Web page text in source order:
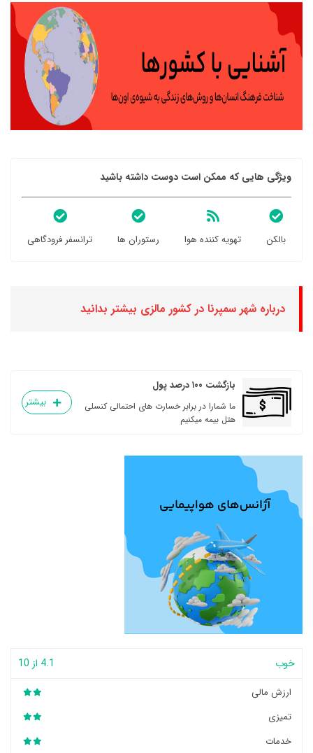
ویژگی هایی که ممکن است دوست داشته باشید
بالکن تهویه کننده هوا رستوران ها ترانسفر فرودگاهی
درباره شهر سمپرنا در کشور مالزی بیشتر بدانید
بازگشت ۱۰۰ درصد پول
ما شمارا در برابر خسارت های احتمالی کنسلی
هتل بیمه میکنیم
بیشتر
خوب 4.1 از 10
ارزش مالی
تمیزی
خدمات